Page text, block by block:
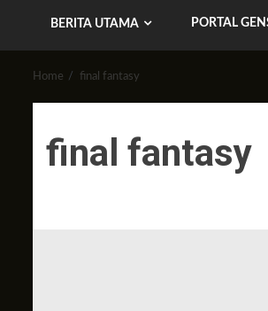
BERITA UTAMA PORTAL
Home final fantasy
final fantasy